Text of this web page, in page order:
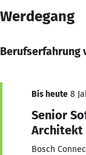
Werdegang
Berufserfahrung
Bis heute 8
Senior
Architekt
Bosch